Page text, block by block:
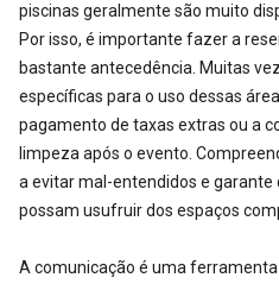
piscinas geralmente são muito
Por isso, é importante fazer a
bastante antecedência. Muitas
específicas para o uso dessas
pagamento de taxas extras ou a
limpeza após o evento.
a evitar mal-entendidos e garante
possam usufruir dos espaços
A comunicação é uma